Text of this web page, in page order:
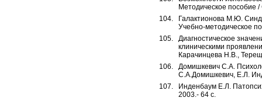
Методическое пособие
Галактионова М.Ю.
Учебно-методическое
Диагностическое
клиническими
Карачинцева Н.В.,
Домишкевич С.А.
С.А.Домишкевич, Е.Л.
Инденбаум Е.Л.
2003.- 64 с.